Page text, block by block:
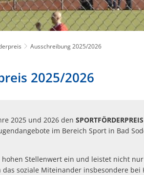
Ausschreibung 2025/2026
2025/2026
2025 und 2026 den SPORTFÖRDERPREIS
im Bereich Sport in Bad
Stellenwert ein und leistet nicht
soziale Miteinander insbesondere bei